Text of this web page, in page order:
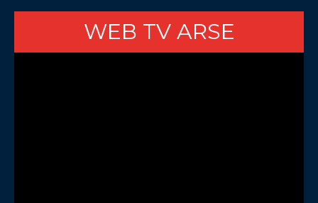
WEB TV ARSE